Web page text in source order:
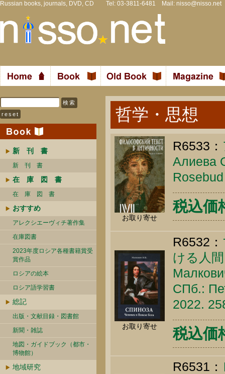
Russian books, journals, DVD, CD Tel: 03-3811-6481 Mail: nisso@nisso.net
新 刊 書
新 刊 書
在 庫 図 書
在 庫 図 書
おすすめ
アレクシエーヴィチ著作集
在庫図書
2023年度ロシア各種書籍賞受
賞作品
ロシアの絵本
ロシア語学習書
総記
出版・文献目録・図書館
新聞・雑誌
地図・ガイドブック（都市・
博物館）
地域研究
哲学・思想
お取り寄せ
R6533：
Алиева
税込価
お取り寄せ
R6532：
ける人間
СПб.:
2022.
税込価
R6531：